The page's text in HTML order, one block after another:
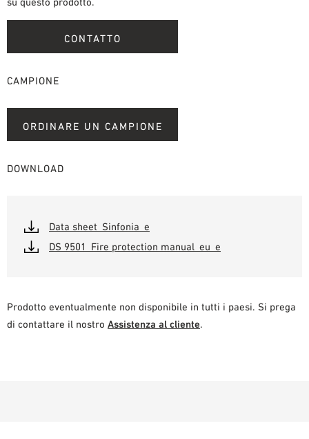
CONTATTO
CAMPIONE
ORDINARE UN CAMPIONE
DOWNLOAD
Data sheet_Sinfonia_e
DS 9501_Fire protection manual_eu_e
Prodotto eventualmente non disponibile in tutti i paesi. Si prega
di contattare il nostro Assistenza al cliente.